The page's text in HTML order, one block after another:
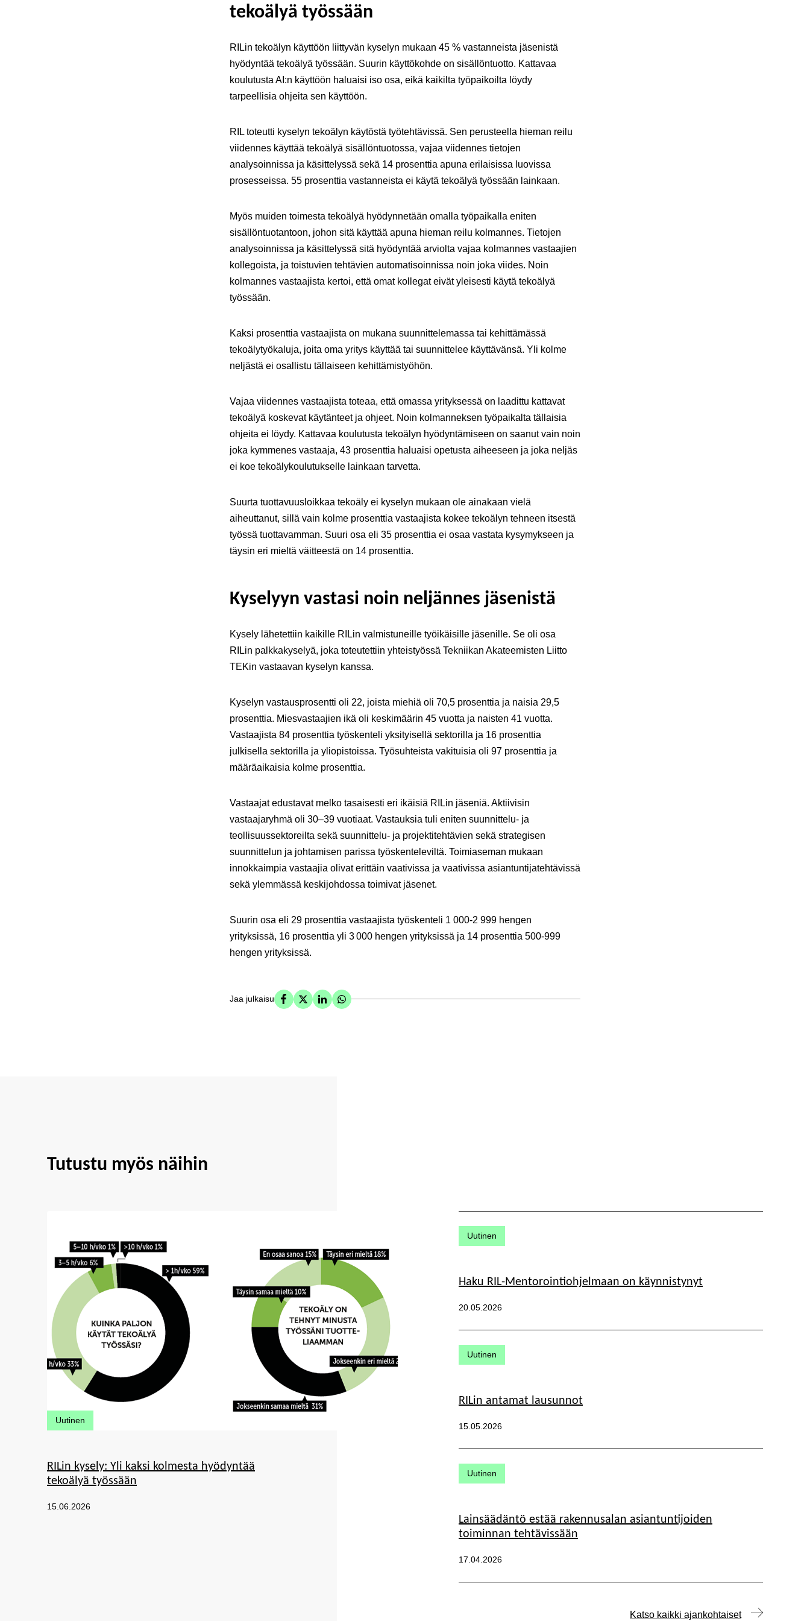
tekoälyä työssään
RILin tekoälyn käyttöön liittyvän kyselyn mukaan 45 % vastanneista jäsenistä
hyödyntää tekoälyä työssään. Suurin käyttökohde on sisällöntuotto. Kattavaa
koulutusta AI:n käyttöön haluaisi iso osa, eikä kaikilta työpaikoilta löydy
tarpeellisia ohjeita sen käyttöön.
RIL toteutti kyselyn tekoälyn käytöstä työtehtävissä. Sen perusteella hieman reilu
viidennes käyttää tekoälyä sisällöntuotossa, vajaa viidennes tietojen
analysoinnissa ja käsittelyssä sekä 14 prosenttia apuna erilaisissa luovissa
prosesseissa. 55 prosenttia vastanneista ei käytä tekoälyä työssään lainkaan.
Myös muiden toimesta tekoälyä hyödynnetään omalla työpaikalla eniten
sisällöntuotantoon, johon sitä käyttää apuna hieman reilu kolmannes. Tietojen
analysoinnissa ja käsittelyssä sitä hyödyntää arviolta vajaa kolmannes vastaajien
kollegoista, ja toistuvien tehtävien automatisoinnissa noin joka viides. Noin
kolmannes vastaajista kertoi, että omat kollegat eivät yleisesti käytä tekoälyä
työssään.
Kaksi prosenttia vastaajista on mukana suunnittelemassa tai kehittämässä
tekoälytyökaluja, joita oma yritys käyttää tai suunnittelee käyttävänsä. Yli kolme
neljästä ei osallistu tällaiseen kehittämistyöhön.
Vajaa viidennes vastaajista toteaa, että omassa yrityksessä on laadittu kattavat
tekoälyä koskevat käytänteet ja ohjeet. Noin kolmanneksen työpaikalta tällaisia
ohjeita ei löydy. Kattavaa koulutusta tekoälyn hyödyntämiseen on saanut vain noin
joka kymmenes vastaaja, 43 prosenttia haluaisi opetusta aiheeseen ja joka neljäs
ei koe tekoälykoulutukselle lainkaan tarvetta.
Suurta tuottavuusloikkaa tekoäly ei kyselyn mukaan ole ainakaan vielä
aiheuttanut, sillä vain kolme prosenttia vastaajista kokee tekoälyn tehneen itsestä
työssä tuottavamman. Suuri osa eli 35 prosenttia ei osaa vastata kysymykseen ja
täysin eri mieltä väitteestä on 14 prosenttia.
Kyselyyn vastasi noin neljännes jäsenistä
Kysely lähetettiin kaikille RILin valmistuneille työikäisille jäsenille. Se oli osa
RILin palkkakyselyä, joka toteutettiin yhteistyössä Tekniikan Akateemisten Liitto
TEKin vastaavan kyselyn kanssa.
Kyselyn vastausprosentti oli 22, joista miehiä oli 70,5 prosenttia ja naisia 29,5
prosenttia. Miesvastaajien ikä oli keskimäärin 45 vuotta ja naisten 41 vuotta.
Vastaajista 84 prosenttia työskenteli yksityisellä sektorilla ja 16 prosenttia
julkisella sektorilla ja yliopistoissa. Työsuhteista vakituisia oli 97 prosenttia ja
määräaikaisia kolme prosenttia.
Vastaajat edustavat melko tasaisesti eri ikäisiä RILin jäseniä. Aktiivisin
vastaajaryhmä oli 30–39 vuotiaat. Vastauksia tuli eniten suunnittelu- ja
teollisuussektoreilta sekä suunnittelu- ja projektitehtävien sekä strategisen
suunnittelun ja johtamisen parissa työskenteleviltä. Toimiaseman mukaan
innokkaimpia vastaajia olivat erittäin vaativissa ja vaativissa asiantuntijatehtävissä
sekä ylemmässä keskijohdossa toimivat jäsenet.
Suurin osa eli 29 prosenttia vastaajista työskenteli 1 000-2 999 hengen
yrityksissä, 16 prosenttia yli 3 000 hengen yrityksissä ja 14 prosenttia 500-999
hengen yrityksissä.
Jaa julkaisu
Tutustu myös näihin
Kategoriat:
Uutinen
RILin kysely: Yli kaksi kolmesta hyödyntää
tekoälyä työssään
Julkaistu:
15.06.2026
Kategoriat:
Uutinen
Haku RIL-Mentorointiohjelmaan on käynnistynyt
Julkaistu:
20.05.2026
Kategoriat:
Uutinen
RILin antamat lausunnot
Julkaistu:
15.05.2026
Kategoriat:
Uutinen
Lainsäädäntö estää rakennusalan asiantuntijoiden
toiminnan tehtävissään
Julkaistu:
17.04.2026
Katso kaikki ajankohtaiset